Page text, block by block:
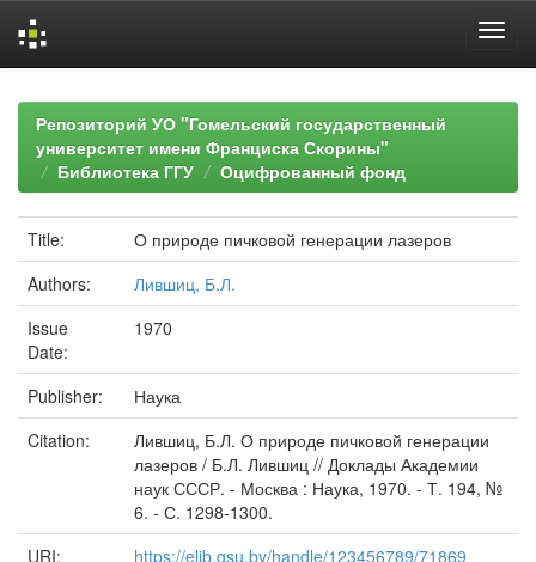
navigationРепозиторий УО "Гомельский государственный
университет имени Франциска Скорины"
Библиотека ГГУ
Оцифрованный фонд
Title:
О природе пичковой генерации лазеров
Authors:
Лившиц, Б.Л.
Issue
Date:
1970
Publisher:
Наука
Citation:
Лившиц, Б.Л. О природе пичковой генерации
лазеров / Б.Л. Лившиц // Доклады Академии
наук СССР. - Москва : Наука, 1970. - Т. 194, №
6. - С. 1298-1300.
URI:
https://elib.gsu.by/handle/123456789/71869